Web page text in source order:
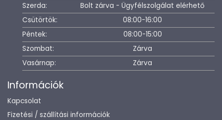
Szerda:
Bolt zárva - Ügyfélszolgálat elérhető
Csütörtök:
08:00-16:00
Péntek:
08:00-15:00
Szombat:
Zárva
Vasárnap:
Zárva
Információk
Kapcsolat
Fizetési / szállítási információk